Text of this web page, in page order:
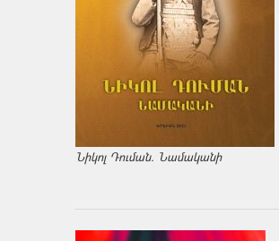
Նիկոլ Դուման. Նամականի